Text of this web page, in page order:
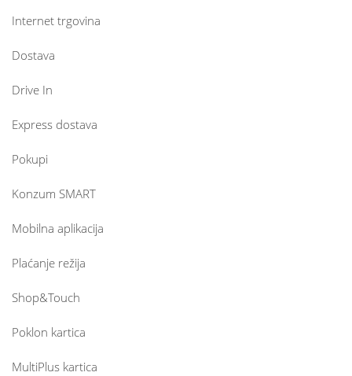
Internet trgovina
Dostava
Drive In
Express dostava
Pokupi
Konzum SMART
Mobilna aplikacija
Plaćanje režija
Shop&Touch
Poklon kartica
MultiPlus kartica